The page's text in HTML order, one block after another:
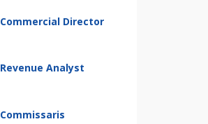
Commercial Director
Revenue Analyst
Commissaris